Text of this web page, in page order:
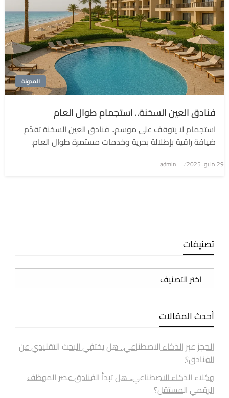
المدونة
فنادق العين السخنة.. استجمام طوال العام
استجمام لا يتوقف على موسم.. فنادق العين السخنة تقدّم
ضيافة راقية بإطلالة بحرية وخدمات مستمرة طوال العام.
نُشر
29 مايو، 2025 admin
تصنيفات
تصنيفات
أحدث المقالات
الحجز عبر الذكاء الاصطناعي.. هل يختفي البحث التقليدي عن
الفنادق؟
وكلاء الذكاء الاصطناعي.. هل تبدأ الفنادق عصر الموظف
الرقمي المستقل؟